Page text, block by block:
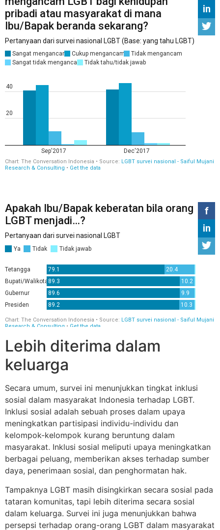
Lebih diterima dalam
keluarga
Secara umum, survei ini menunjukkan tingkat inklusi
sosial dalam masyarakat Indonesia terhadap LGBT.
Inklusi sosial adalah sebuah proses dalam upaya
meningkatkan partisipasi individu-individu dan
kelompok-kelompok kurang beruntung dalam
masyarakat. Inklusi sosial meliputi upaya meningkatkan
berbagai peluang, memberikan akses terhadap sumber
daya, penerimaan sosial, dan penghormatan hak.
Tampaknya LGBT masih disingkirkan secara sosial pada
tataran komunitas, tapi lebih diterima secara sosial
dalam keluarga. Survei ini juga menunjukkan bahwa
persepsi terhadap orang-orang LGBT dalam masyarakat